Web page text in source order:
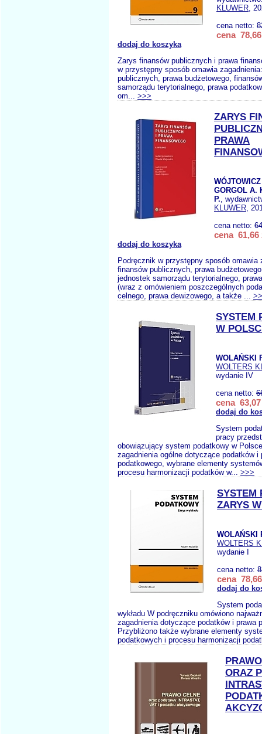
KLUWER,
cena netto:
cena 78,66
dodaj do koszyka
Zarys finansów publicznych i prawa
w przystępny sposób omawia
publicznych, prawa budżetowego,
samorządu terytorialnego, prawa
om... >>>
ZARYS
PRAWA
GORGOL A.
P.,
KLUWER,
cena netto:
cena 61,66
dodaj do koszyka
Podręcznik w przystępny sposób omawia
finansów publicznych, prawa
jednostek samorządu terytorialnego,
(wraz z omówieniem poszczególnych
celnego, prawa dewizowego, a także ...
SYSTEM
W
WOLAŃSKI
WOLTERS
wydanie IV
cena netto:
cena 63,07
dodaj do
System
pracy
obowiązujący system podatkowy w
zagadnienia ogólne dotyczące podatków i
podatkowego, wybrane elementy
procesu harmonizacji podatków w... >>>
SYSTEM
ZARYS
WOLAŃSKI
WOLTERS
wydanie I
cena netto:
cena 78,66
dodaj do
System
wykładu W podręczniku omówiono
zagadnienia dotyczące podatków i prawa
Przybliżono także wybrane elementy
podatkowych i procesu harmonizacji
ORAZ